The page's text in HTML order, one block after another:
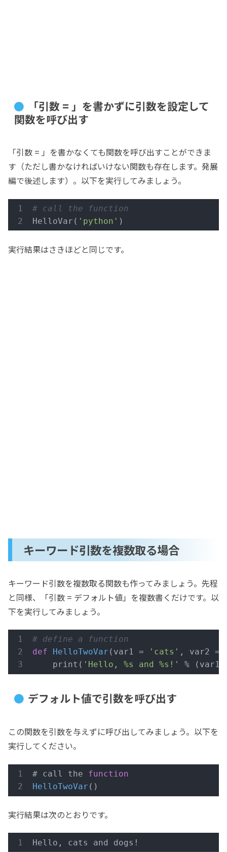
「引数 = 」を書かずに引数を設定して
関数を呼び出す
「引数 = 」を書かなくても関数を呼び出すことができま
す（ただし書かなければいけない関数も存在します。発展
編で後述します）。以下を実行してみましょう。
# call the function
HelloVar( 'python' )
実行結果はさきほどと同じです。
キーワード引数を複数取る場合
キーワード引数を複数取る関数も作ってみましょう。先程
と同様、「引数 = デフォルト値」を複数書くだけです。以
下を実行してみましょう。
# define a function
def
HelloTwoVar (var1 = 'cats' , var2 =
    print(
'Hello, %s and %s!' %
デフォルト値で引数を呼び出す
この関数を引数を与えずに呼び出してみましょう。以下を
実行してください。
# call the function
HelloTwoVar ()
実行結果は次のとおりです。
Hello, cats and dogs!